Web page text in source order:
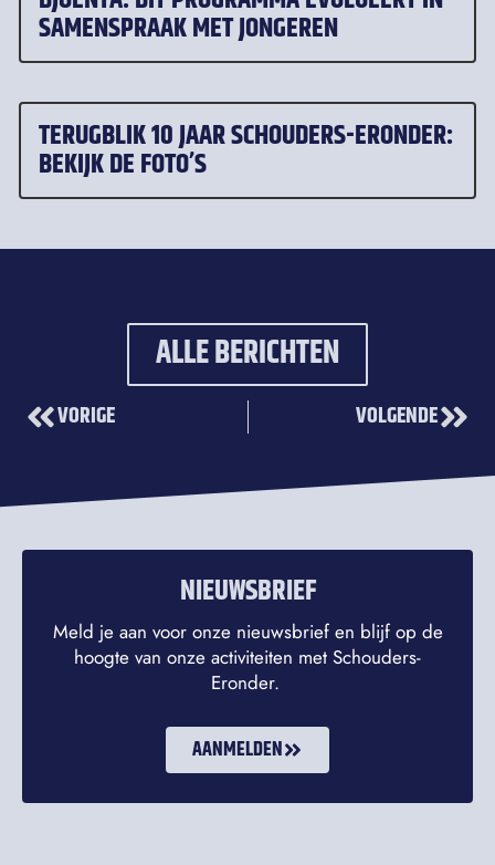
SAMENSPRAAK MET JONGEREN
TERUGBLIK 10 JAAR SCHOUDERS-ERONDER:
BEKIJK DE FOTO’S
ALLE BERICHTEN
VORIGE VOLGENDE
NIEUWSBRIEF
Meld je aan voor onze nieuwsbrief en blijf op de
hoogte van onze activiteiten met Schouders-
Eronder.
AANMELDEN